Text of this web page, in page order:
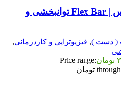
فلکس بار تایوان مگافیتنس | Flex Bar توانبخشی و
( دست ), فیزیوتراپی و کاردرمانی,
تومانPrice range: